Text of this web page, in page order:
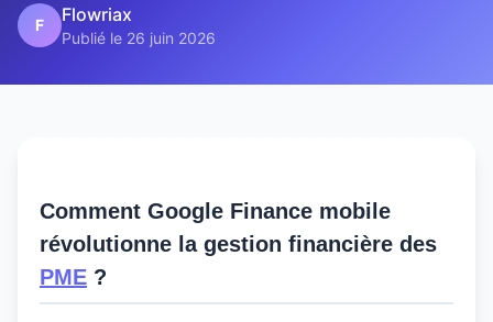
F Flowriax
Publié le 26 juin 2026
Comment Google Finance mobile
révolutionne la gestion financière des
PME ?